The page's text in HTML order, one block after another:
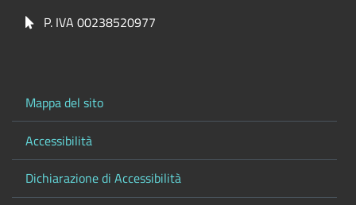
P. IVA 00238520977
Mappa del sito
Accessibilità
Dichiarazione di Accessibilità